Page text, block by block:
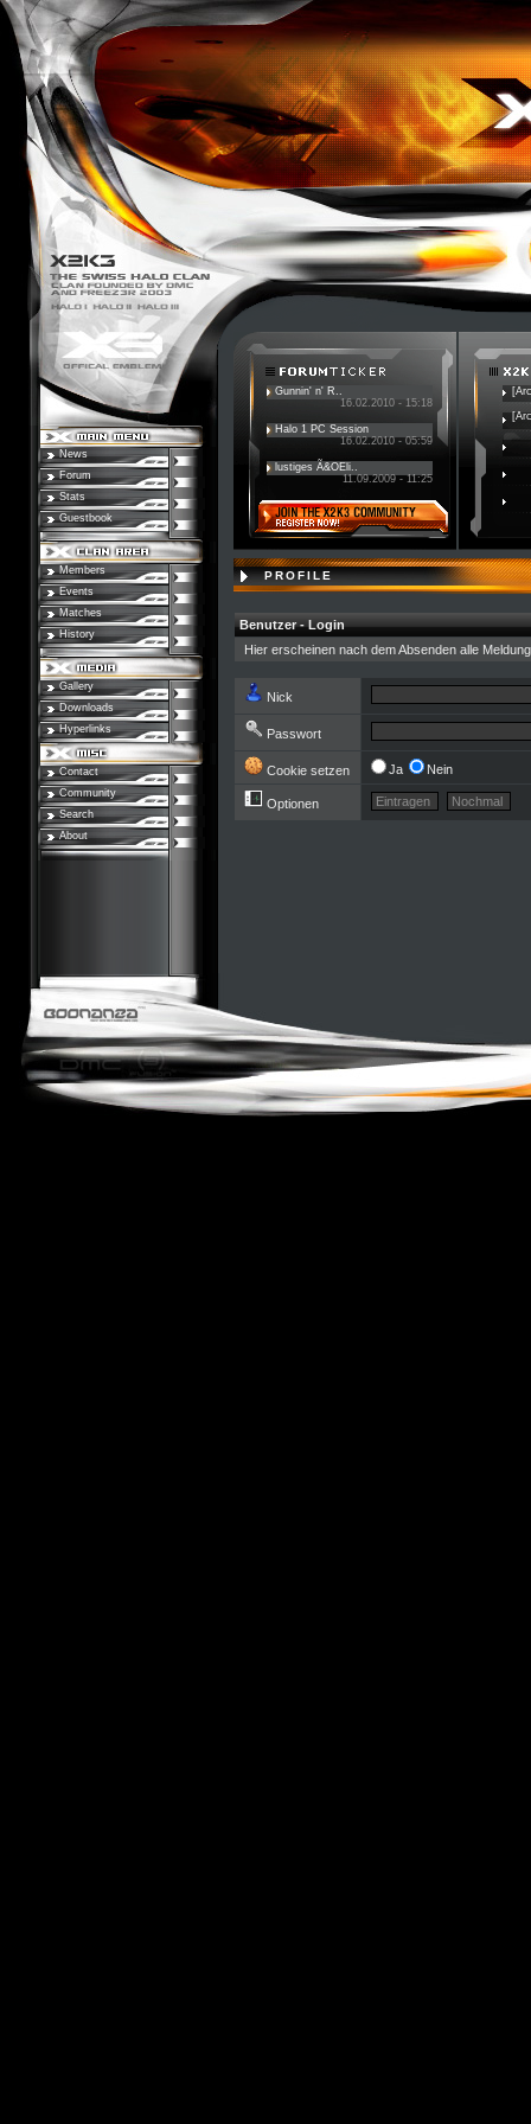
News
Forum
Stats
Guestbook
Members
Events
Matches
History
Gallery
Downloads
Hyperlinks
Contact
Community
Search
About
Gunnin' n' R..
16.02.2010 - 15:18
Halo 1 PC Session
16.02.2010 - 05:59
lustiges Ã&OEli..
11.09.2009 - 11:25
PROFILE
Benutzer - Login
Hier erscheinen nach dem Absenden alle
Nick
Passwort
Cookie setzen Ja Nein
Optionen